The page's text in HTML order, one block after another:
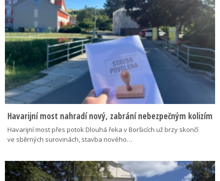
Havarijní most nahradí nový, zabrání nebezpečným kolizím
Havarijní most přes potok Dlouhá řeka v Boršicích už brzy skončí
ve sběrných surovinách, stavba nového…